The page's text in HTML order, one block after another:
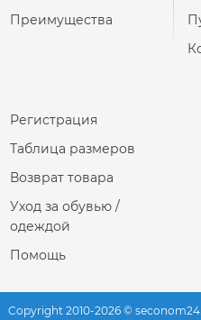
Преимущества
Регистрация
Таблица размеров
Возврат товара
Уход за обувью /
одеждой
Помощь
Copyright 2010-2026 ©